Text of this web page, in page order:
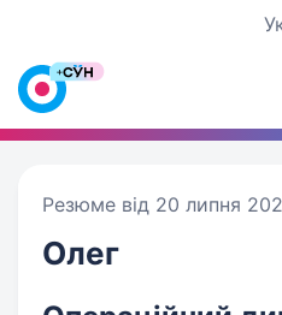
Резюме від 20 липня
Олег